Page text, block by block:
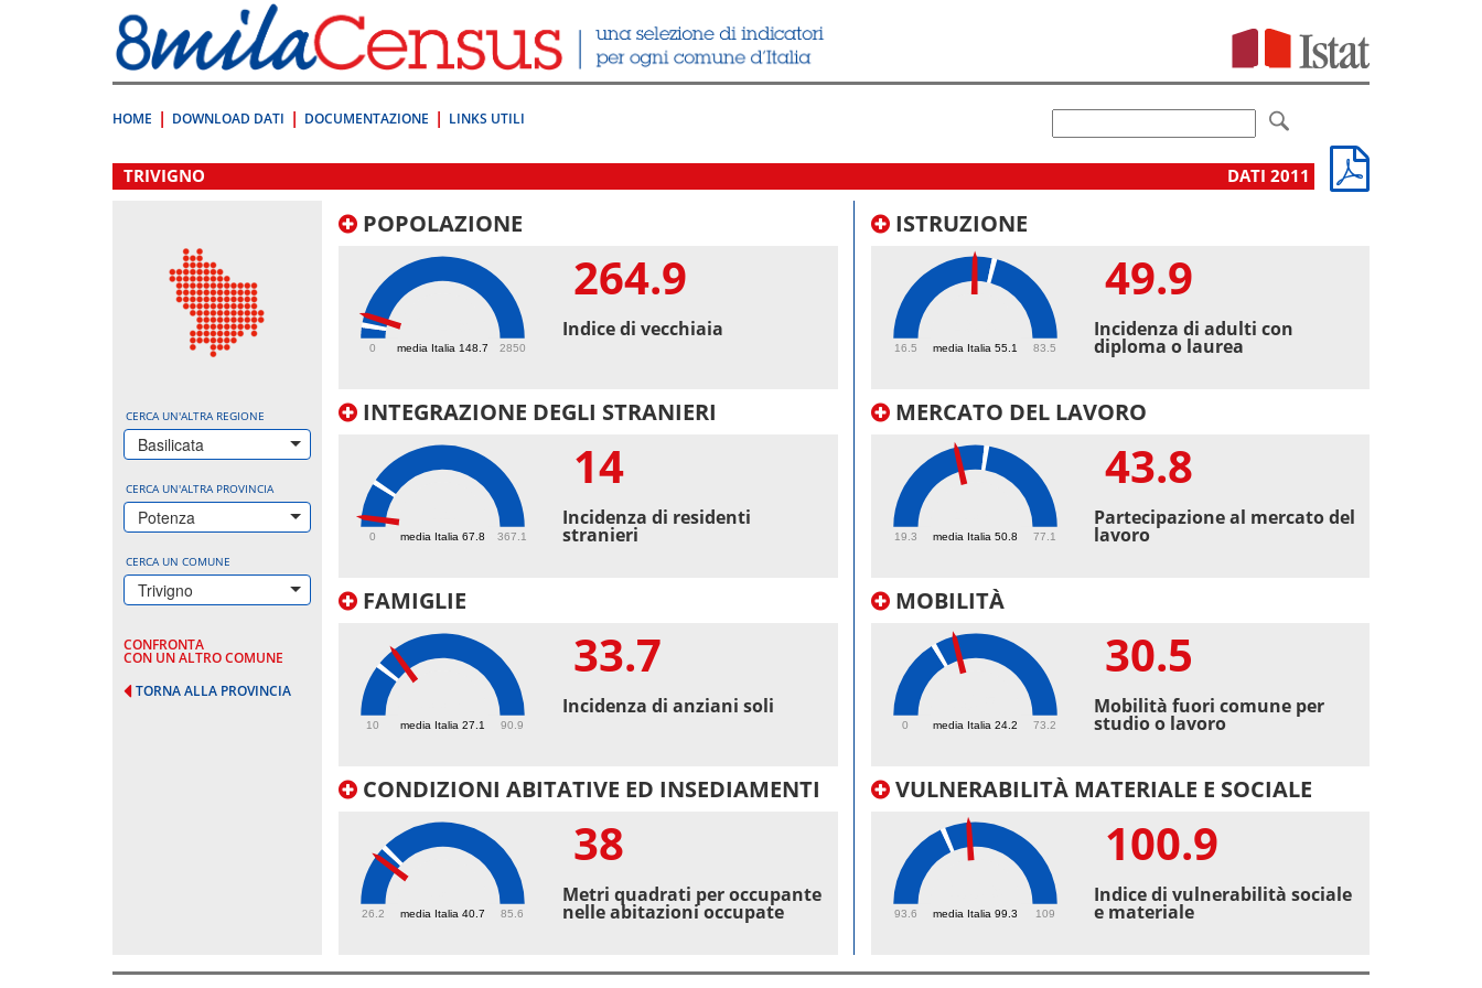
direttamente
a:
Contenuto
HOME DOWNLOAD DATI DOCUMENTAZIONE LINKS UTILI
.
TRIVIGNO DATI 2011
CERCA UN'ALTRA REGIONE
Basilicata
CERCA UN'ALTRA PROVINCIA
Potenza
CERCA UN COMUNE
Trivigno
CONFRONTA
CON UN ALTRO COMUNE
TORNA ALLA PROVINCIA
POPOLAZIONE
media Italia 148.7
0 2850
264.9
Indice di vecchiaia
INTEGRAZIONE DEGLI STRANIERI
media Italia 67.8
0 367.1
14
Incidenza di residenti
stranieri
FAMIGLIE
media Italia 27.1
10 90.9
33.7
Incidenza di anziani soli
CONDIZIONI ABITATIVE ED INSEDIAMENTI
media Italia 40.7
26.2 85.6
38
Metri quadrati per occupante
nelle abitazioni occupate
ISTRUZIONE
media Italia 55.1
16.5 83.5
49.9
Incidenza di adulti con
diploma o laurea
MERCATO DEL LAVORO
media Italia 50.8
19.3 77.1
43.8
Partecipazione al mercato del
lavoro
MOBILITÀ
media Italia 24.2
0 73.2
30.5
Mobilità fuori comune per
studio o lavoro
VULNERABILITÀ MATERIALE E SOCIALE
media Italia 99.3
93.6 109
100.9
Indice di vulnerabilità sociale
e materiale